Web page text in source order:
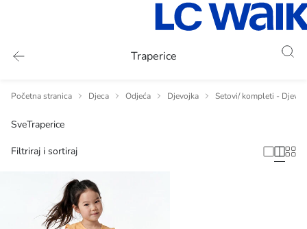
Traperice
Početna stranica Djeca Odjeća Djevojka Setovi/ kompleti -
SveTraperice
Filtriraj i sortiraj